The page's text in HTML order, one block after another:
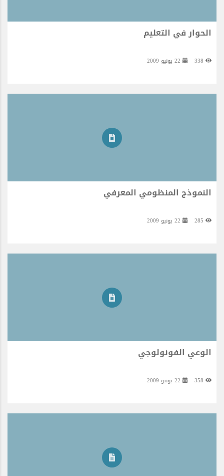
الحوار في التعليم
النموذج المنظومي المعرفي
الوعي الفونولوجي